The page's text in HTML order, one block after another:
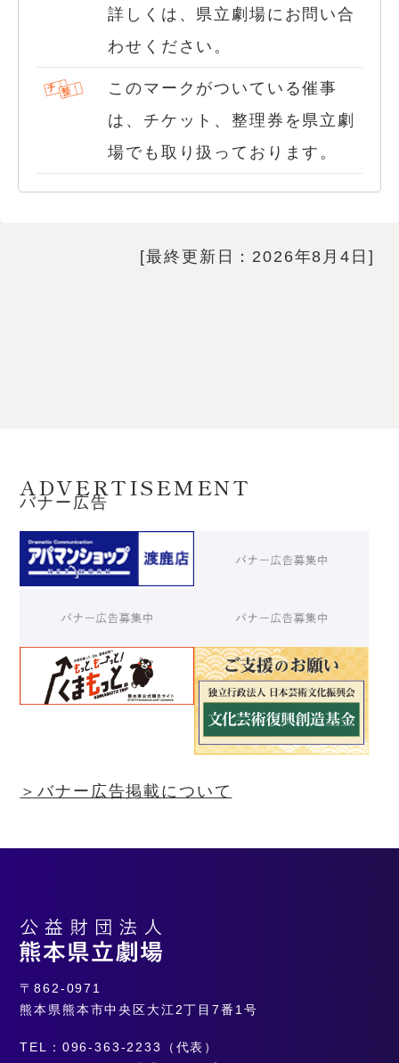
詳しくは、県立劇場にお問い合
わせください。
このマークがついている催事
は、チケット、整理券を県立劇
場でも取り扱っております。
[最終更新日：2026年8月4日]
ADVERTISEMENT
バナー広告
＞バナー広告掲載について
〒862-0971
熊本県熊本市中央区大江2丁目7番1号
TEL：096-363-2233（代表）